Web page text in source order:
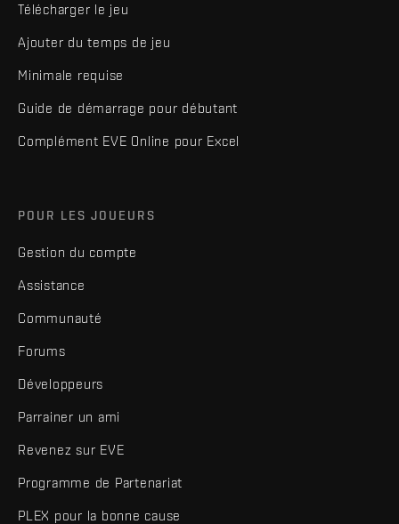
Télécharger le jeu
Ajouter du temps de jeu
Minimale requise
Guide de démarrage pour débutant
Complément EVE Online pour Excel
POUR LES JOUEURS
Gestion du compte
Assistance
Communauté
Forums
Développeurs
Parrainer un ami
Revenez sur EVE
Programme de Partenariat
PLEX pour la bonne cause